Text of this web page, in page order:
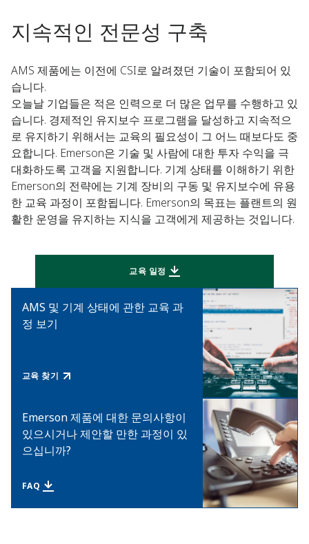
지속적인 전문성 구축
AMS 제품에는 이전에 CSI로 알려졌던 기술이 포함되어 있
습니다.
오늘날 기업들은 적은 인력으로 더 많은 업무를 수행하고 있
습니다. 경제적인 유지보수 프로그램을 달성하고 지속적으
로 유지하기 위해서는 교육의 필요성이 그 어느 때보다도 중
요합니다. Emerson은 기술 및 사람에 대한 투자 수익을 극
대화하도록 고객을 지원합니다. 기계 상태를 이해하기 위한
Emerson의 전략에는 기계 장비의 구동 및 유지보수에 유용
한 교육 과정이 포함됩니다. Emerson의 목표는 플랜트의 원
활한 운영을 유지하는 지식을 고객에게 제공하는 것입니다.
교육 일정
AMS 및 기계 상태에 관한 교육 과
정 보기
교육 찾기
Emerson 제품에 대한 문의사항이
있으시거나 제안할 만한 과정이 있
으십니까?
FAQ